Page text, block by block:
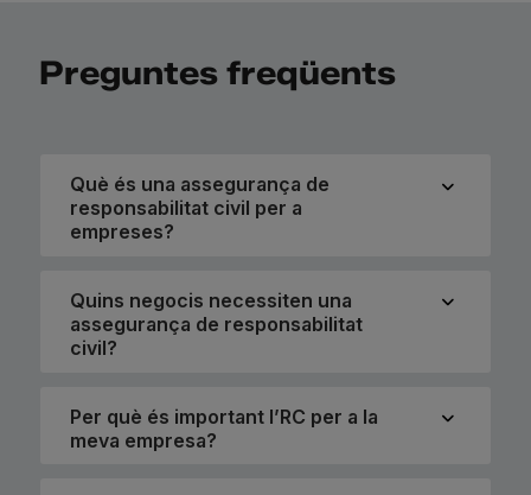
Preguntes freqüents
Què és una assegurança de
responsabilitat civil per a
empreses?
Quins negocis necessiten una
assegurança de responsabilitat
civil?
Per què és important l’RC per a la
meva empresa?